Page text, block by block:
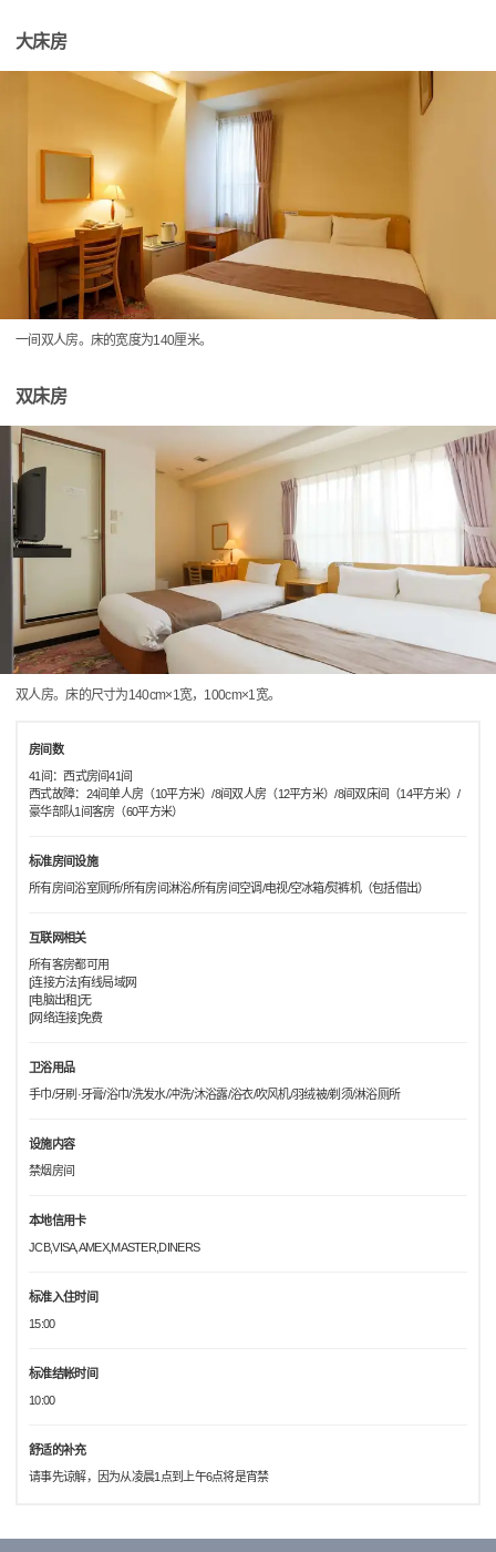
大床房
一间双人房。床的宽度为140厘米。
双床房
双人房。床的尺寸为140cm×1宽，100cm×1宽。
房间数
41间：西式房间41间
西式故障：24间单人房（10平方米）/8间双人房（12平方米）/8间双床间（14平方米）/
豪华部队1间客房（60平方米）
标准房间设施
所有房间浴室厕所/所有房间淋浴/所有房间空调/电视/空冰箱/熨裤机（包括借出）
互联网相关
所有客房都可用
[连接方法]有线局域网
[电脑出租]无
[网络连接]免费
卫浴用品
手巾/牙刷·牙膏/浴巾/洗发水/冲洗/沐浴露/浴衣/吹风机/羽绒被/剃须/淋浴厕所
设施内容
禁烟房间
本地信用卡
JCB,VISA,AMEX,MASTER,DINERS
标准入住时间
15:00
标准结帐时间
10:00
舒适的补充
请事先谅解，因为从凌晨1点到上午6点将是宵禁